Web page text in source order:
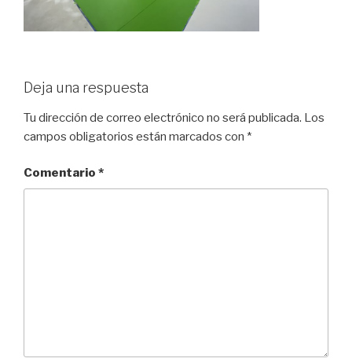
Deja una respuesta
Tu dirección de correo electrónico no será publicada. Los
campos obligatorios están marcados con *
Comentario *